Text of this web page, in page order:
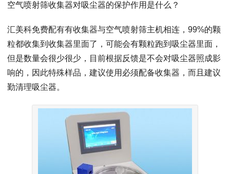
空气喷射筛收集器对吸尘器的保护作用是什么？
汇美科免费配有有收集器与空气喷射筛主机相连，99%的颗
粒都收集到收集器里面了，可能会有颗粒跑到吸尘器里面，
但是数量会很少很少，目前根据反馈是不会对吸尘器照成影
响的，因此特殊样品，建议使用必须配备收集器，而且建议
勤清理吸尘器。